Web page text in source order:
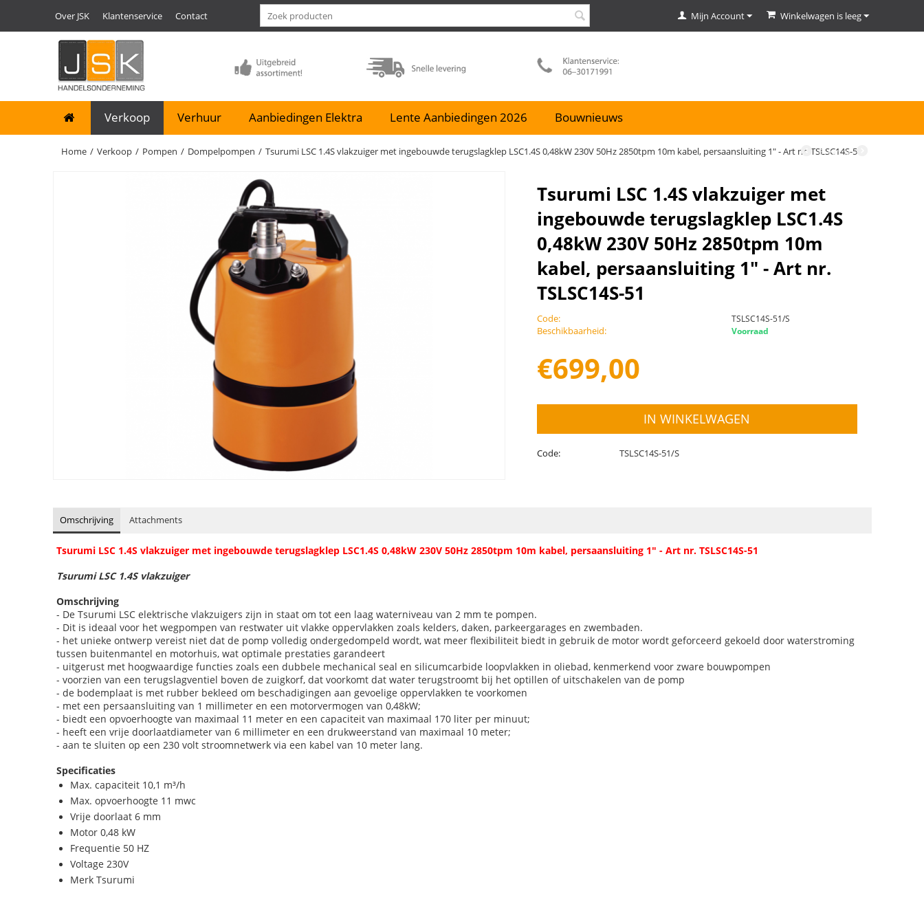
Over JSK Klantenservice Contact Winkelwagen is leeg
Mijn Account
Verkoop Verhuur Aanbiedingen Elektra Lente Aanbiedingen 2026 Bouwnieuws
Home / Verkoop / Pompen / Dompelpompen / Tsurumi LSC 1.4S vlakzuiger met ingebouwde terugslagklep LSC1.4S 0,48kW 230V 50Hz 2850tpm 10m kabel, persaansluiting 1" - Art nr. TSLSC14S-51
6 van 9
Tsurumi LSC 1.4S vlakzuiger met
ingebouwde terugslagklep LSC1.4S
0,48kW 230V 50Hz 2850tpm 10m
kabel, persaansluiting 1" - Art nr.
TSLSC14S-51
Code: TSLSC14S-51/S
Beschikbaarheid: Voorraad
€699,00
IN WINKELWAGEN
Code: TSLSC14S-51/S
Omschrijving Attachments
Tsurumi LSC 1.4S vlakzuiger met ingebouwde terugslagklep LSC1.4S 0,48kW 230V 50Hz 2850tpm 10m kabel, persaansluiting 1" - Art nr. TSLSC14S-51
Tsurumi LSC 1.4S vlakzuiger
Omschrijving
- De Tsurumi LSC elektrische vlakzuigers zijn in staat om tot een laag waterniveau van 2 mm te pompen.
- Dit is ideaal voor het wegpompen van restwater uit vlakke oppervlakken zoals kelders, daken, parkeergarages en zwembaden.
- het unieke ontwerp vereist niet dat de pomp volledig ondergedompeld wordt, wat meer flexibiliteit biedt in gebruik de motor wordt geforceerd gekoeld door waterstroming
tussen buitenmantel en motorhuis, wat optimale prestaties garandeert
- uitgerust met hoogwaardige functies zoals een dubbele mechanical seal en silicumcarbide loopvlakken in oliebad, kenmerkend voor zware bouwpompen
- voorzien van een terugslagventiel boven de zuigkorf, dat voorkomt dat water terugstroomt bij het optillen of uitschakelen van de pomp
- de bodemplaat is met rubber bekleed om beschadigingen aan gevoelige oppervlakken te voorkomen
- met een persaansluiting van 1 millimeter en een motorvermogen van 0,48kW;
- biedt een opvoerhoogte van maximaal 11 meter en een capaciteit van maximaal 170 liter per minuut;
- heeft een vrije doorlaatdiameter van 6 millimeter en een drukweerstand van maximaal 10 meter;
- aan te sluiten op een 230 volt stroomnetwerk via een kabel van 10 meter lang.
Specificaties
Max. capaciteit 10,1 m³/h
Max. opvoerhoogte 11 mwc
Vrije doorlaat 6 mm
Motor 0,48 kW
Frequentie 50 HZ
Voltage 230V
Merk Tsurumi